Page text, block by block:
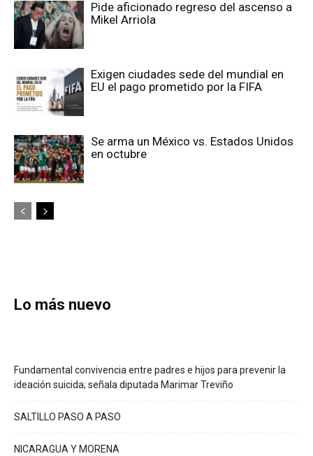
Pide aficionado regreso del ascenso a
Mikel Arriola
Exigen ciudades sede del mundial en
EU el pago prometido por la FIFA
Se arma un México vs. Estados Unidos
en octubre
Lo más nuevo
Fundamental convivencia entre padres e hijos para prevenir la
ideación suicida; señala diputada Marimar Treviño
SALTILLO PASO A PASO
NICARAGUA Y MORENA